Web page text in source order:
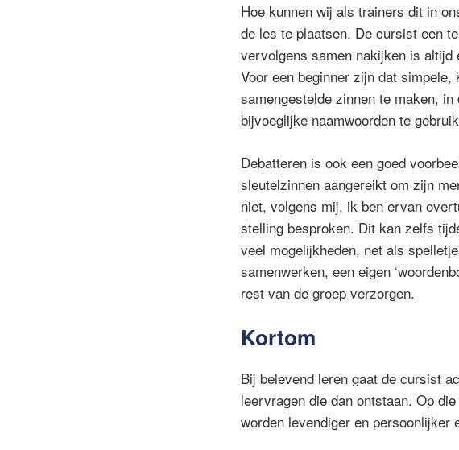
Hoe kunnen wij als trainers dit in
de les te plaatsen. De cursist een
vervolgens samen nakijken is altijd
Voor een beginner zijn dat
samengestelde zinnen te maken,
bijvoeglijke naamwoorden te
Debatteren is ook een goed
sleutelzinnen aangereikt om zijn
niet, volgens mij, ik ben ervan
stelling besproken. Dit kan zelfs
veel mogelijkheden, net als
samenwerken, een eigen
rest van de groep verzorgen.
Kortom
Bij belevend leren gaat de cursist
leervragen die dan ontstaan. Op
worden levendiger en persoonlijker